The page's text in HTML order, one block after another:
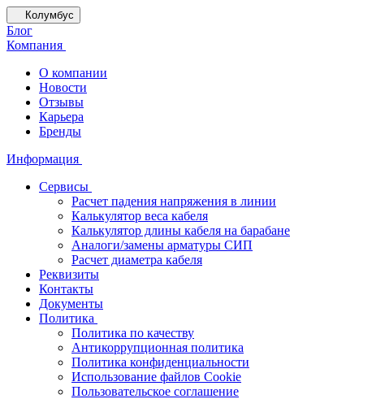
Колумбус
Блог
Компания
О компании
Новости
Отзывы
Карьера
Бренды
Информация
Сервисы
Расчет падения напряжения в линии
Калькулятор веса кабеля
Калькулятор длины кабеля на барабане
Аналоги/замены арматуры СИП
Расчет диаметра кабеля
Реквизиты
Контакты
Документы
Политика
Политика по качеству
Антикоррупционная политика
Политика конфиденциальности
Использование файлов Cookie
Пользовательское соглашение